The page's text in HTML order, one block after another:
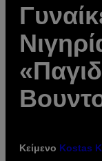
Κείμενο Kostas